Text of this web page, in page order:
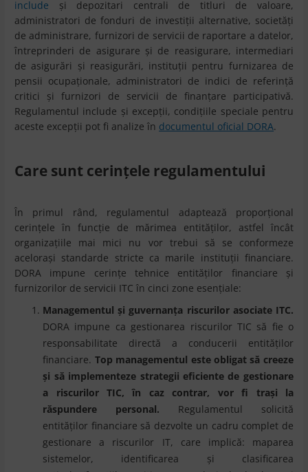
include și depozitari centrali de titluri de valoare,
administratori de fonduri de investiții alternative, societăți
de administrare, furnizori de servicii de raportare a datelor,
întreprinderi de asigurare și de reasigurare, intermediari
de asigurări și reasigurări, instituții pentru furnizarea de
pensii ocupaționale, administratori de indici de referință
critici și furnizori de servicii de finanțare participativă.
Regulamentul include și excepții, condițiile speciale pentru
aceste excepții pot fi analize în documentul oficial DORA.
Care sunt cerințele regulamentului
În primul rând, regulamentul adaptează proporțional
cerințele în funcție de mărimea entităților, astfel încât
organizațiile mai mici nu vor trebui să se conformeze
acelorași standarde stricte ca marile instituții financiare.
DORA impune cerințe tehnice entităților financiare și
furnizorilor de servicii ITC în cinci zone esențiale:
Managementul și guvernanța riscurilor asociate ITC.
DORA impune ca gestionarea riscurilor TIC să fie o
responsabilitate directă a conducerii entităților
financiare. Top managementul este obligat să creeze
și să implementeze strategii eficiente de gestionare
a riscurilor TIC, în caz contrar, vor fi trași la
răspundere personal. Regulamentul solicită
entităților financiare să dezvolte un cadru complet de
gestionare a riscurilor IT, care implică: maparea
sistemelor, identificarea și clasificarea